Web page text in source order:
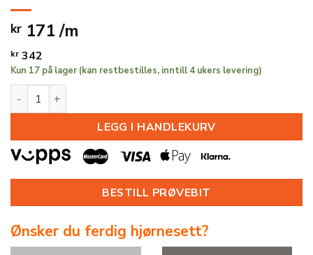
kr 171 /m
kr 342
Kun 17 på lager (kan restbestilles, inntill 4 ukers levering)
TAKLIST MDB167 PU 55X55X2000MM antall
LEGG I HANDLEKURV
BESTILL PRØVEBIT
Ønsker du ferdig hjørnesett?